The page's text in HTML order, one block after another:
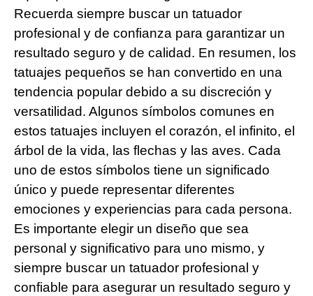
Recuerda siempre buscar un tatuador
profesional y de confianza para garantizar un
resultado seguro y de calidad. En resumen, los
tatuajes pequeños se han convertido en una
tendencia popular debido a su discreción y
versatilidad. Algunos símbolos comunes en
estos tatuajes incluyen el corazón, el infinito, el
árbol de la vida, las flechas y las aves. Cada
uno de estos símbolos tiene un significado
único y puede representar diferentes
emociones y experiencias para cada persona.
Es importante elegir un diseño que sea
personal y significativo para uno mismo, y
siempre buscar un tatuador profesional y
confiable para asegurar un resultado seguro y